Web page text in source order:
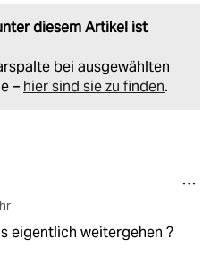
diesem Artikel ist
bei ausgewählten
– hier sind sie zu finden.
eigentlich weitergehen ?